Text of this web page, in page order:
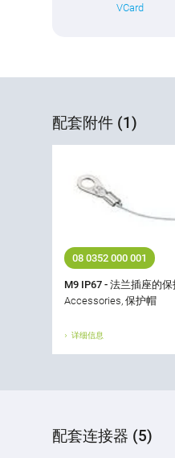
VCard
配套附件 (1)
08 0352 000 001
M9 IP67 - 法兰插座的保
Accessories, 保护帽
详细信息
配套连接器 (5)